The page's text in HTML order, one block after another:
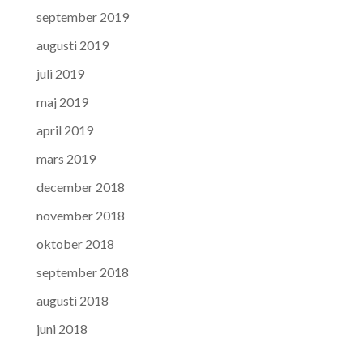
september 2019
augusti 2019
juli 2019
maj 2019
april 2019
mars 2019
december 2018
november 2018
oktober 2018
september 2018
augusti 2018
juni 2018